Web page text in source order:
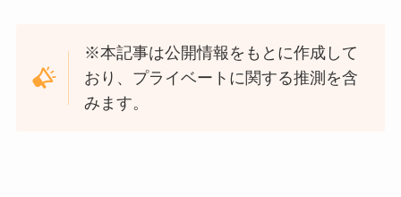
※本記事は公開情報をもとに作成して
おり、プライベートに関する推測を含
みます。